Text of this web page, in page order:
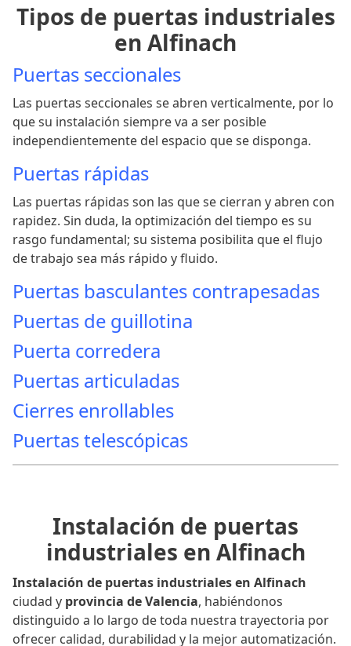
Tipos de puertas industriales
en Alfinach
Puertas seccionales
Las puertas seccionales se abren verticalmente, por lo
que su instalación siempre va a ser posible
independientemente del espacio que se disponga.
Puertas rápidas
Las puertas rápidas son las que se cierran y abren con
rapidez. Sin duda, la optimización del tiempo es su
rasgo fundamental; su sistema posibilita que el flujo
de trabajo sea más rápido y fluido.
Puertas basculantes contrapesadas
Puertas de guillotina
Puerta corredera
Puertas articuladas
Cierres enrollables
Puertas telescópicas
Instalación de puertas
industriales en Alfinach
Instalación de puertas industriales en Alfinach
ciudad y provincia de Valencia, habiéndonos
distinguido a lo largo de toda nuestra trayectoria por
ofrecer calidad, durabilidad y la mejor automatización.